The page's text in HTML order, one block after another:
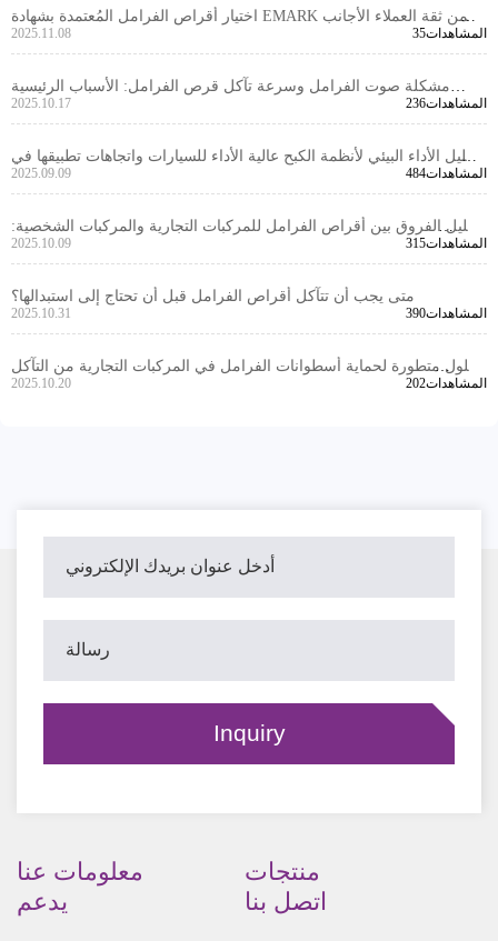
اختيار أقراص الفرامل المُعتمدة بشهادة EMARK يضمن ثقة العملاء الأجانب
على المدى الطويل
2025.11.08 35المشاهدات
مشكلة صوت الفرامل وسرعة تآكل قرص الفرامل: الأسباب الرئيسية
والحلول الفعالة
2025.10.17 236المشاهدات
تحليل الأداء البيئي لأنظمة الكبح عالية الأداء للسيارات واتجاهات تطبيقها في
السوق العالمية
2025.09.09 484المشاهدات
تحليل الفروق بين أقراص الفرامل للمركبات التجارية والمركبات الشخصية:
لماذا يكون التوافق العالي هو المفتاح للتصدير؟
2025.10.09 315المشاهدات
متى يجب أن تتآكل أقراص الفرامل قبل أن تحتاج إلى استبدالها؟
2025.10.31 390المشاهدات
حلول متطورة لحماية أسطوانات الفرامل في المركبات التجارية من التآكل
في بيئات جنوب شرق آسيا الرطبة
2025.10.20 202المشاهدات
معلومات عنا
منتجات
يدعم
اتصل بنا